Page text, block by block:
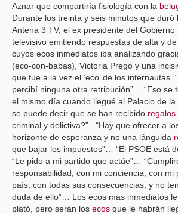
Aznar que compartiría fisiología con la
Durante los treinta y seis minutos que duró
Antena 3 TV, el ex presidente del Gobierno
televisivo emitiendo respuestas de alta y
cuyos ecos inmediatos iba analizando
(eco-con-babas), Victoria Prego y una
que fue a la vez el ‘eco’ de los internautas.
percibí ninguna otra retribución”… “Eso se
el mismo día cuando llegué al Palacio de
se puede decir que se han recibido regalos
criminal y delictiva?”...“Hay que ofrecer a
horizonte de esperanza y no una lánguida
que bajar los impuestos”… “El PSOE está
“Le pido a mi partido que actúe”…
responsabilidad, con mi conciencia, con mi
país, con todas sus consecuencias, y no
duda de ello”… Los ecos más inmediatos
plató, pero serán los ecos que le habrán